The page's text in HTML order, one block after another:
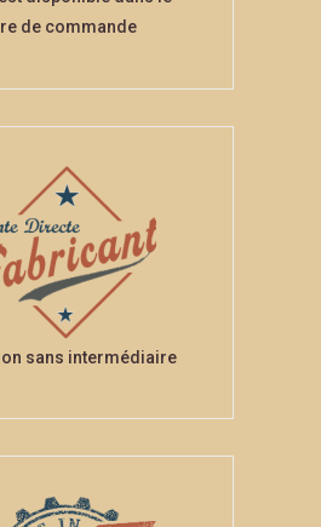
de commande
sans intermédiaire